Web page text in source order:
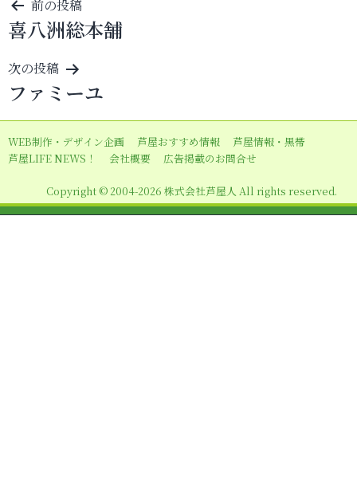
投
稿
ナ
ビ
ゲ
ー
シ
ン
前の投稿
喜八洲総本舗
次の投稿
ファミーユ
WEB制作・デザイン企画 芦屋おすすめ情報
芦屋情報・黒帯
芦屋LIFE NEWS！
会社概要 広告掲載のお問合せ
Copyright © 2004-2026 株式会社芦屋人 All rights reserved.